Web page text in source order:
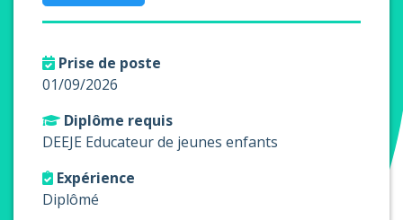
Prise de poste
01/09/2026
Diplôme requis
DEEJE Educateur de jeunes enfants
Expérience
Diplômé